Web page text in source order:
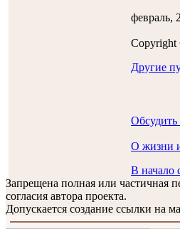
февраль,
Другие
О жизни
В начало
Запрещена полная или частичная
согласия автора проекта.
Допускается создание ссылки на